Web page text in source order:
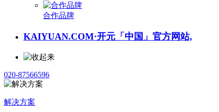
合作品牌
KAIYUAN.COM·开元「中国」官方网站,
020-87566596
解决方案